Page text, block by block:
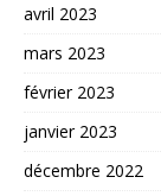
avril 2023
mars 2023
février 2023
janvier 2023
décembre 2022